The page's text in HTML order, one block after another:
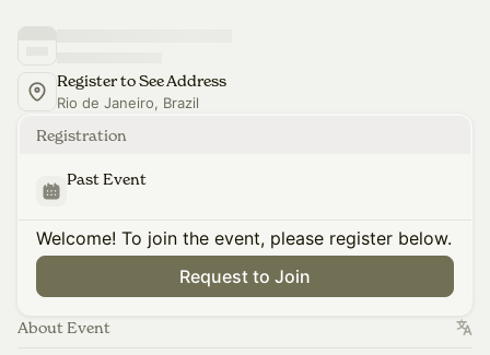
Register to See Address
Rio de Janeiro, Brazil
Registration
Past Event
Welcome! To join the event, please register below.
Request to Join
About Event